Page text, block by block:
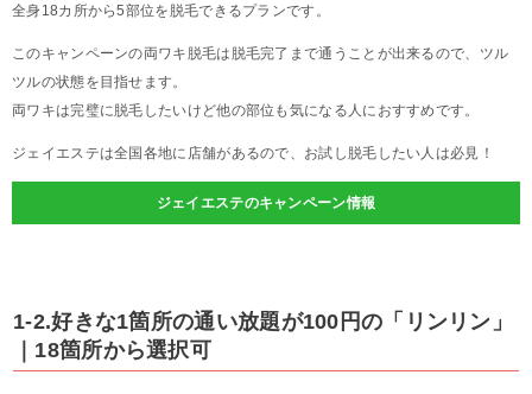
全身18カ所から5部位を脱毛できるプランです。
このキャンペーンの両ワキ脱毛は脱毛完了まで通うことが出来るので、ツル
ツルの状態を目指せます。
両ワキは完璧に脱毛したいけど他の部位も気になる人におすすめです。
ジェイエステは全国各地に店舗があるので、お試し脱毛したい人は必見！
ジェイエステのキャンペーン情報
1-2.好きな1箇所の通い放題が100円の「リンリン」
｜18箇所から選択可